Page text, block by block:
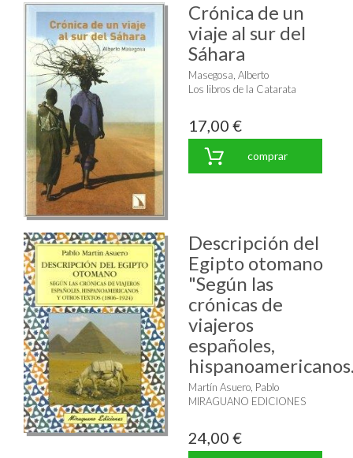
Crónica de un
viaje al sur del
Sáhara
Masegosa, Alberto
Los libros de la Catarata
17,00 €
comprar
Descripción del
Egipto otomano
"Según las
crónicas de
viajeros
españoles,
Martín Asuero, Pablo
MIRAGUANO EDICIONES
24,00 €